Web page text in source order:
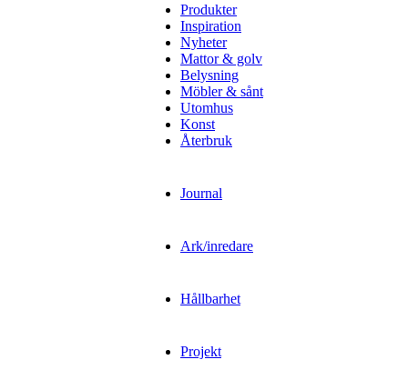
Produkter
Inspiration
Nyheter
Mattor & golv
Belysning
Möbler & sånt
Utomhus
Konst
Återbruk
Journal
Ark/inredare
Hållbarhet
Projekt